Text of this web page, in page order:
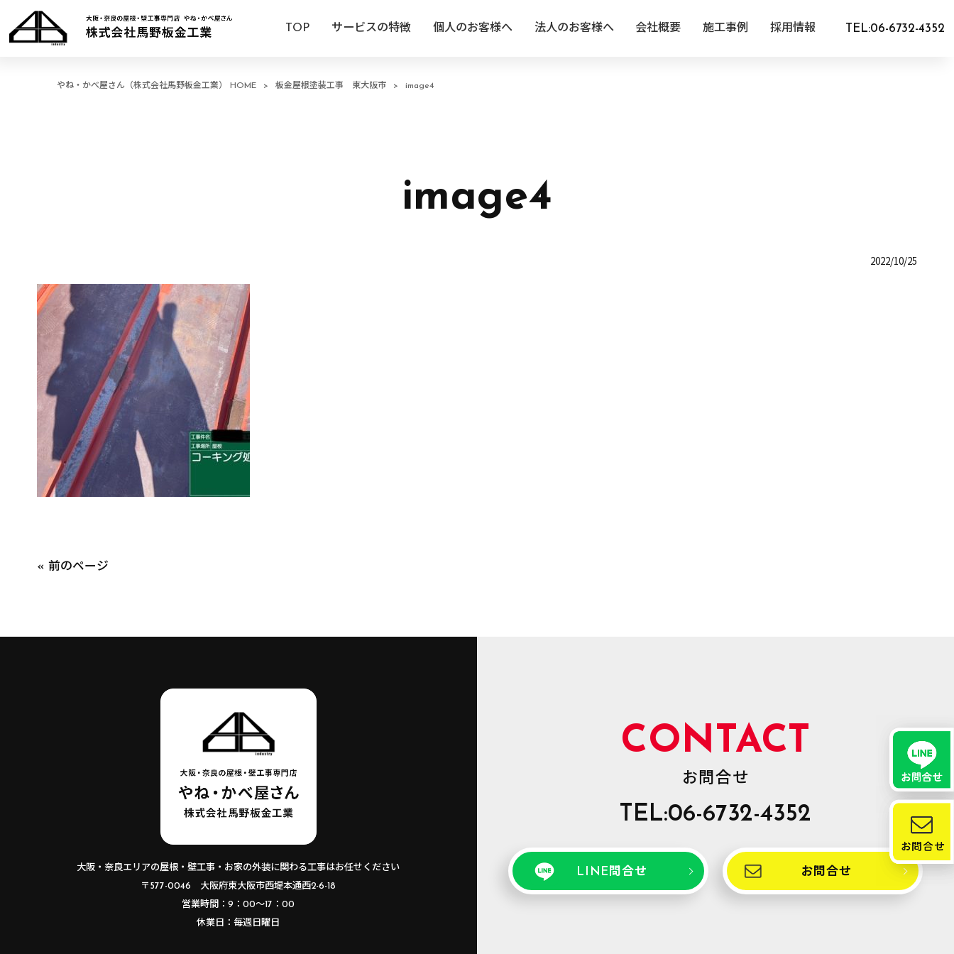
TOP サービスの特徴 個人のお客様へ 法人のお客様へ 会社概要 施工事例 採用情報 TEL:06-6732-4352
やね・かべ屋さん（株式会社馬野板金工業） HOME > 板金屋根塗装工事 東大阪市 > image4
image4
2022/10/25
« 前のページ
CONTACT
お問合せ
TEL:06-6732-4352
LINE問合せ お問合せ
大阪・奈良エリアの屋根・壁工事・お家の外装に関わる工事はお任せください
〒577-0046 大阪府東大阪市西堤本通西2-6-18
営業時間：9：00～17：00
休業日：毎週日曜日